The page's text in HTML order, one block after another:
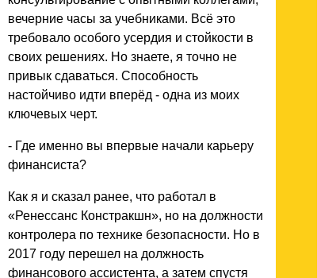
вечерние часы за учебниками. Всё это
требовало особого усердия и стойкости в
своих решениях. Но знаете, я точно не
привык сдаваться. Способность
настойчиво идти вперёд - одна из моих
ключевых черт.
- Где именно вы впервые начали карьеру
финансиста?
Как я и сказал ранее, что работал в
«Ренессанс Констракшн», но на должности
контролера по технике безопасности. Но в
2017 году перешел на должность
финансового ассистента, а затем спустя